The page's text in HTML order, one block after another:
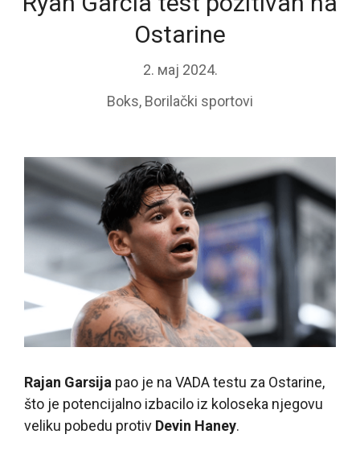
Ostarine
2. мај 2024.
Boks, Borilački sportovi
Rajan Garsija pao je na VADA testu za Ostarine,
što je potencijalno izbacilo iz koloseka njegovu
veliku pobedu protiv Devin Haney.